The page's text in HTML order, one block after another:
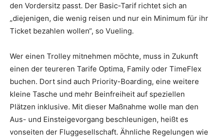
den Vordersitz passt. Der Basic-Tarif richtet sich an
„diejenigen, die wenig reisen und nur ein Minimum für ihr
Ticket bezahlen wollen“, so Vueling.
Wer einen Trolley mitnehmen möchte, muss in Zukunft
einen der teureren Tarife Optima, Family oder TimeFlex
buchen. Dort sind auch Priority-Boarding, eine weitere
kleine Tasche und mehr Beinfreiheit auf speziellen
Plätzen inklusive. Mit dieser Maßnahme wolle man den
Aus- und Einsteigevorgang beschleunigen, heißt es
vonseiten der Fluggesellschaft. Ähnliche Regelungen wie